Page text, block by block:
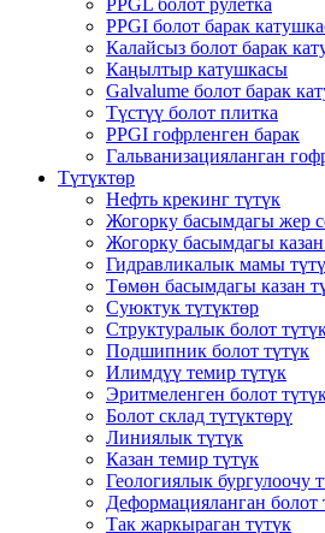
PPGI болот барак
Калайсыз болот барак
Каңылтыр катушкасы
Galvalume болот барак
Түстүү болот плитка
PPGI гофрленген барак
Гальванизацияланган
Түтүктөр
Нефть крекинг түтүк
Жогорку басымдагы жер
Жогорку басымдагы казан
Гидравликалык мамы
Төмөн басымдагы казан
Суюктук түтүктөр
Структуралык болот
Подшипник болот түтүк
Илимдүү темир түтүк
Эритмеленген болот
Болот склад түтүктөрү
Линиялык түтүк
Казан темир түтүк
Геологиялык бургулоочу
Деформацияланган болот
Так жаркыраган түтүк